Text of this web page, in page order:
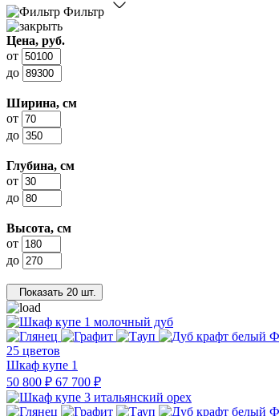
Фильтр
Цена, руб.
от
до
Ширина, см
от
до
Глубина, см
от
до
Высота, см
от
до
Показать 20 шт.
25 цветов
Шкаф купе 1
50 800 ₽ 67 700 ₽